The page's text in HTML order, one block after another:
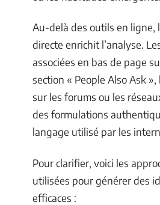
Au-delà des outils en ligne,
directe enrichit l’analyse.
associées en bas de page
section « People Also Ask
sur les forums ou les
des formulations
langage utilisé par les
Pour clarifier, voici les
utilisées pour générer des
efficaces :